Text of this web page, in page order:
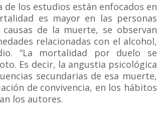
los estudios están enfocados en
es mayor en las personas
de la muerte, se observan
relacionadas con el alcohol,
“La mortalidad por duelo se
Es decir, la angustia psicológica
secundarias de esa muerte,
de convivencia, en los hábitos
los autores.